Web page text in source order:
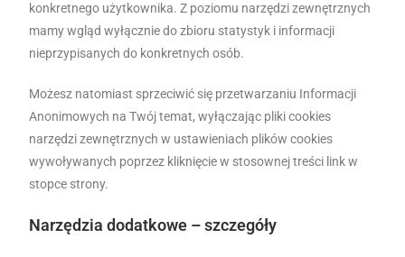
konkretnego użytkownika. Z poziomu narzędzi zewnętrznych
mamy wgląd wyłącznie do zbioru statystyk i informacji
nieprzypisanych do konkretnych osób.
Możesz natomiast sprzeciwić się przetwarzaniu Informacji
Anonimowych na Twój temat, wyłączając pliki cookies
narzędzi zewnętrznych w ustawieniach plików cookies
wywoływanych poprzez kliknięcie w stosownej treści link w
stopce strony.
Narzędzia dodatkowe – szczegóły